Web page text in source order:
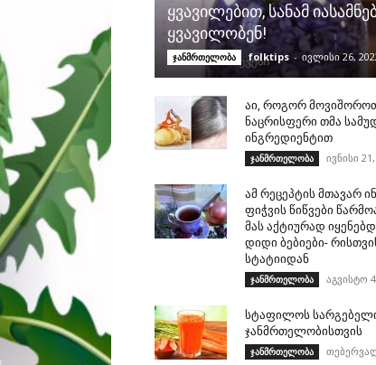
ყვავილებით, სანამ
ყვავილობენ!
ჯანმრთელობა folktips - ივლისი 26,
აი, როგორ
ნაცრისფერი თმა
ინგრედიენტით
ჯანმრთელობა ივნისი
ამ რეცეპტის მთავარ
ფიჭვის წიწვები
მას აქტიურად
დიდი ბებიები-
სტატიიდან
ჯანმრთელობა აგვისტო
სტაფილოს
ჯანმრთელობისთვის
ჯანმრთელობა